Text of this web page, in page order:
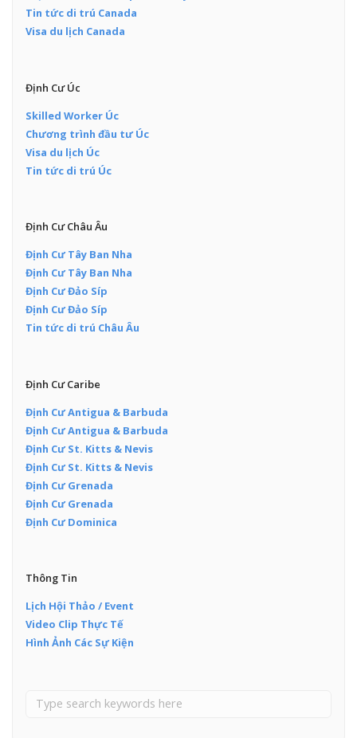
Tin tức di trú Canada
Visa du lịch Canada
Định Cư Úc
Skilled Worker Úc
Chương trình đầu tư Úc
Visa du lịch Úc
Tin tức di trú Úc
Định Cư Châu Âu
Định Cư Tây Ban Nha
Định Cư Tây Ban Nha
Định Cư Đảo Síp
Định Cư Đảo Síp
Tin tức di trú Châu Âu
Định Cư Caribe
Định Cư Antigua & Barbuda
Định Cư Antigua & Barbuda
Định Cư St. Kitts & Nevis
Định Cư St. Kitts & Nevis
Định Cư Grenada
Định Cư Grenada
Định Cư Dominica
Thông Tin
Lịch Hội Thảo / Event
Video Clip Thực Tế
Hình Ảnh Các Sự Kiện